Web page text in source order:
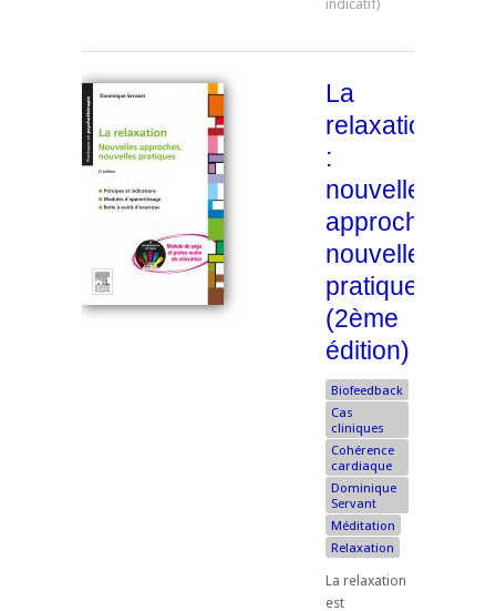
La
relaxation
:
nouvelles
approches,
nouvelles
pratiques
(2ème
édition)
Biofeedback
Cas
cliniques
Cohérence
cardiaque
Dominique
Servant
Méditation
Relaxation
La relaxation
est